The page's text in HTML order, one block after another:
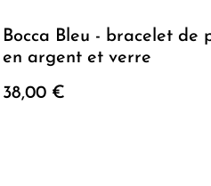
Bocca Bleu - bracelet de
en argent et verre
38,00 €